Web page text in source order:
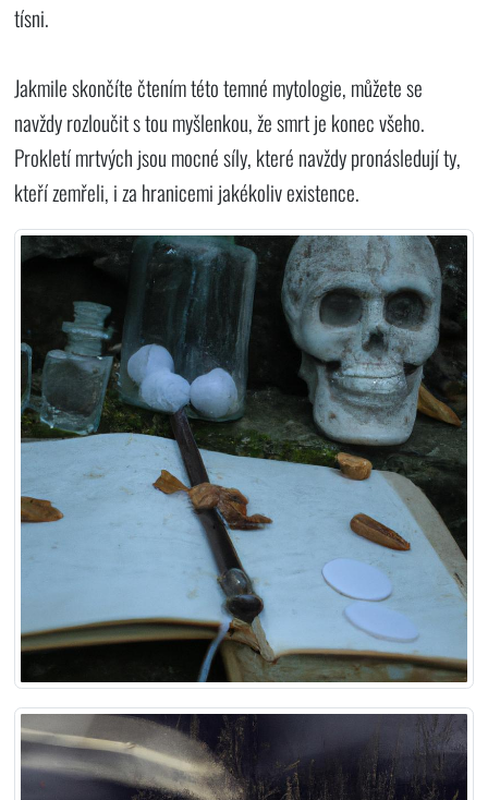
tísni.
Jakmile skončíte čtením této temné mytologie, můžete se
navždy rozloučit s tou myšlenkou, že smrt je konec všeho.
Prokletí mrtvých jsou mocné síly, které navždy pronásledují ty,
kteří zemřeli, i za hranicemi jakékoliv existence.